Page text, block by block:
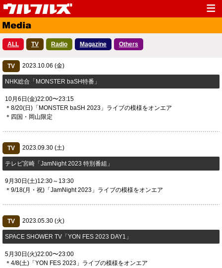
Top
Media Live
Profile
Fanclub
Contact Link
ALL TV Radio Magazine Others
TV 2023.10.06 (金)
NHK総合「MONSTER baSH特番」
10月6日(金)22:00〜23:15
＊8/20(日)「MONSTER baSH 2023」ライブの模様をオンエア
＊四国・岡山限定
TV 2023.09.30 (土)
​テレビ宮崎「JamNight 2023 特別番組」
9月30日(土)12:30～13:30
＊9/18(月・祝)「JamNight 2023」ライブの模様をオンエア
TV 2023.05.30 (火)
SPACE SHOWER TV「YON FES 2023 DAY1」
5月30日(火)22:00〜23:00
＊4/8(土)「YON FES 2023」ライブの模様をオンエア